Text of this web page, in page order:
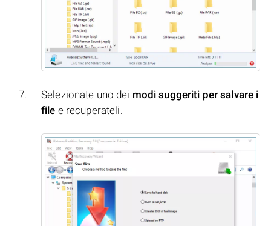
Selezionate uno dei modi suggeriti per salvare i
file e recuperateli.